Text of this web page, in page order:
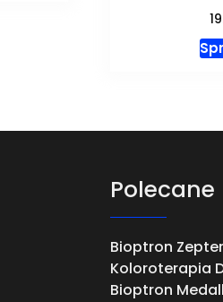
Polecane
Bioptron
Koloroterapia
Bioptron Medall